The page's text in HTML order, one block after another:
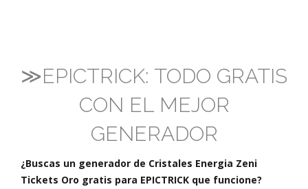
≫EPICTRICK: TODO GRATIS
CON EL MEJOR
GENERADOR
¿Buscas un generador de Cristales Energia Zeni
Tickets Oro gratis para EPICTRICK que funcione?